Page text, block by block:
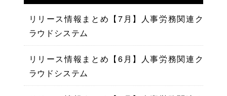
リリース情報まとめ【7月】人事労務関連ク
ラウドシステム
リリース情報まとめ【6月】人事労務関連ク
ラウドシステム